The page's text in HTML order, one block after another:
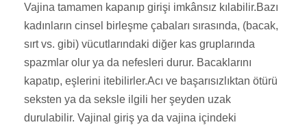
Vajina tamamen kapanıp girişi imkânsız kılabilir.Bazı
kadınların cinsel birleşme çabaları sırasında, (bacak,
sırt vs. gibi) vücutlarındaki diğer kas gruplarında
spazmlar olur ya da nefesleri durur. Bacaklarını
kapatıp, eşlerini itebilirler.Acı ve başarısızlıktan ötürü
seksten ya da seksle ilgili her şeyden uzak
durulabilir. Vajinal giriş ya da vajina içindeki